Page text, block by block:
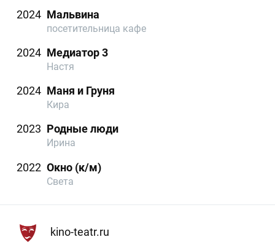
2024 Мальвина
посетительница кафе
2024 Медиатор 3
Настя
2024 Маня и Груня
Кира
2023 Родные люди
Ирина
2022 Окно (к/м)
Света
kino-teatr.ru